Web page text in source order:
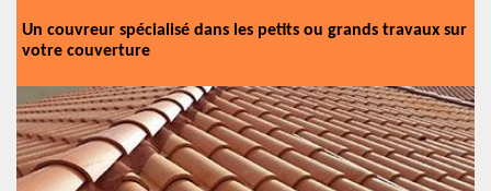
Un couvreur spécialisé dans les petits ou grands travaux sur
votre couverture